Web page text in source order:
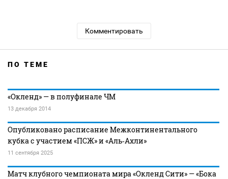
Комментировать
ПО ТЕМЕ
«Окленд» — в полуфинале ЧМ
13 декабря 2014
Опубликовано расписание Межконтинентального
кубка с участием «ПСЖ» и «Аль‑Ахли»
11 сентября 2025
Матч клубного чемпионата мира «Окленд Сити» — «Бока